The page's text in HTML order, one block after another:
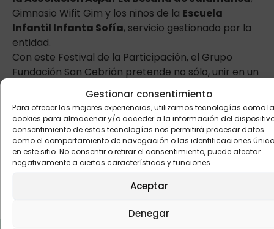
Gestionar consentimiento
Para ofrecer las mejores experiencias, utilizamos tecnologías como
cookies para almacenar y/o acceder a la información del
consentimiento de estas tecnologías nos permitirá procesar datos
como el comportamiento de navegación o las identificaciones
en este sitio. No consentir o retirar el consentimiento, puede afectar
negativamente a ciertas características y funciones.
Aceptar
Denegar
Gimnasio Wifit Gim y los niños de la Escuela
Infantil Infanta Sofía, servicio gestionado por la
entidad.
Con este Festival de la Participación, el Grupo
Fundación San Cebrián pretende no sólo, unir en un
acto a todos los grupos de interés, sino también
agradecer a la sociedad palentina el apoyo
constante y el permitir a la ciudadanía que se
acerquen algo más a las entidades y a las
personas con capacidades diversas.
Fuente:Cadena SER